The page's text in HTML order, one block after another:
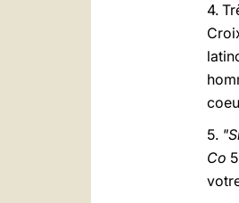
4.
5.
Co